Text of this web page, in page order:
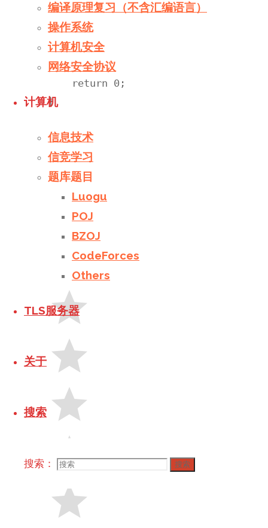
编译原理复习（不含汇编语言）
操作系统
计算机安全
网络安全协议
计算机
信息技术
信竞学习
题库题目
Luogu
POJ
BZOJ
CodeForces
Others
TLS服务器
关于
搜索
搜索： 搜索
    }
    a=n-l*(l-1)/2;
    if(l%2==0)cout<<a<<'/'<<l+1-a;
    else cout<<l+1-a<<'/'<<a;
    return 0;
}
模拟/水
题
votes